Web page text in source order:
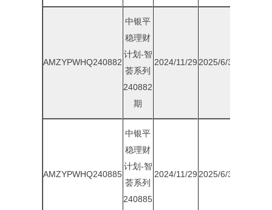
AMZYPWHQ240882
中银平
稳理财
计划-智
荟系列
240882
期
2024/11/29 2025/6/30
AMZYPWHQ240885
中银平
稳理财
计划-智
荟系列
240885
2024/11/29 2025/6/30